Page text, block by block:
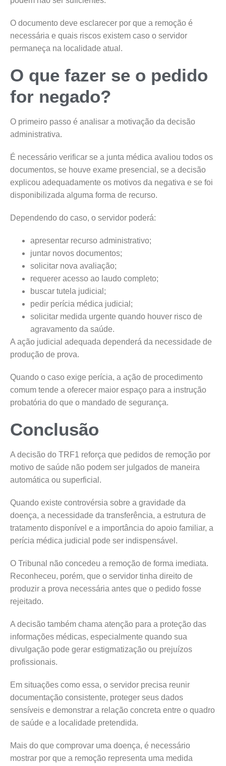
O documento deve esclarecer por que a remoção é
necessária e quais riscos existem caso o servidor
permaneça na localidade atual.
O que fazer se o pedido
for negado?
O primeiro passo é analisar a motivação da decisão
administrativa.
É necessário verificar se a junta médica avaliou todos os
documentos, se houve exame presencial, se a decisão
explicou adequadamente os motivos da negativa e se foi
disponibilizada alguma forma de recurso.
Dependendo do caso, o servidor poderá:
apresentar recurso administrativo;
juntar novos documentos;
solicitar nova avaliação;
requerer acesso ao laudo completo;
buscar tutela judicial;
pedir perícia médica judicial;
solicitar medida urgente quando houver risco de
agravamento da saúde.
A ação judicial adequada dependerá da necessidade de
produção de prova.
Quando o caso exige perícia, a ação de procedimento
comum tende a oferecer maior espaço para a instrução
probatória do que o mandado de segurança.
Conclusão
A decisão do TRF1 reforça que pedidos de remoção por
motivo de saúde não podem ser julgados de maneira
automática ou superficial.
Quando existe controvérsia sobre a gravidade da
doença, a necessidade da transferência, a estrutura de
tratamento disponível e a importância do apoio familiar, a
perícia médica judicial pode ser indispensável.
O Tribunal não concedeu a remoção de forma imediata.
Reconheceu, porém, que o servidor tinha direito de
produzir a prova necessária antes que o pedido fosse
rejeitado.
A decisão também chama atenção para a proteção das
informações médicas, especialmente quando sua
divulgação pode gerar estigmatização ou prejuízos
profissionais.
Em situações como essa, o servidor precisa reunir
documentação consistente, proteger seus dados
sensíveis e demonstrar a relação concreta entre o quadro
de saúde e a localidade pretendida.
Mais do que comprovar uma doença, é necessário
mostrar por que a remoção representa uma medida